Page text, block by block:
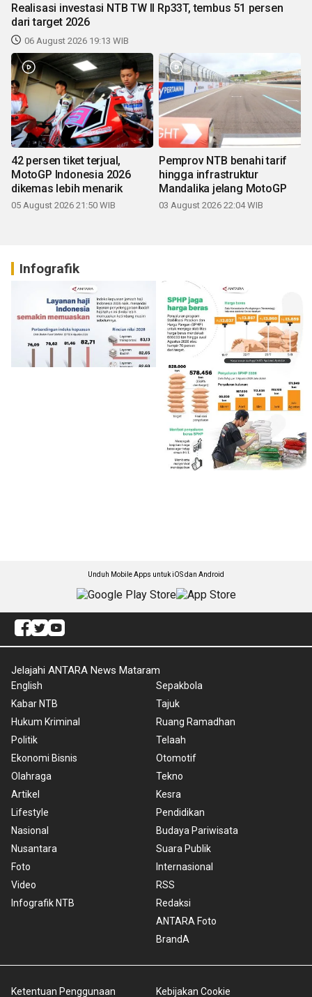
Realisasi investasi NTB TW II Rp33T, tembus 51 persen
dari target 2026
06 August 2026 19:13 WIB
42 persen tiket terjual,
MotoGP Indonesia 2026
dikemas lebih menarik
05 August 2026 21:50 WIB
Pemprov NTB benahi tarif
hingga infrastruktur
Mandalika jelang MotoGP
03 August 2026 22:04 WIB
Infografik
Unduh Mobile Apps untuk iOS dan Android
Jelajahi ANTARA News Mataram
English
Kabar NTB
Hukum Kriminal
Politik
Ekonomi Bisnis
Olahraga
Artikel
Lifestyle
Nasional
Nusantara
Foto
Video
Infografik NTB
Sepakbola
Tajuk
Ruang Ramadhan
Telaah
Otomotif
Tekno
Kesra
Pendidikan
Budaya Pariwisata
Suara Publik
Internasional
RSS
Redaksi
ANTARA Foto
BrandA
Ketentuan Penggunaan Kebijakan Cookie